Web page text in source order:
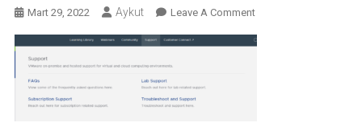
Mart 29, 2022 Aykut Leave A CommentOn